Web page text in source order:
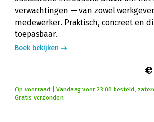
verwachtingen — van zowel
medewerker. Praktisch, concreet en
toepasbaar.
Boek bekijken
€
Op voorraad | Vandaag voor 23:00 besteld,
Gratis verzonden